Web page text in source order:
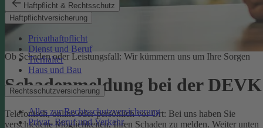
Haftpflicht & Rechtsschutz
Haftpflichtversicherung
Privathaftpflicht
Dienst und Beruf
Tierhalter
Haus und Bau
Rechtsschutzversicherung
Alles zur Rechtsschutzversicherung
Privat, Beruf und Verkehr
Ob Schaden oder Leistungsfall: Wir kümmern uns um Ihre Sorgen
Schadenmeldung bei der DEVK
Telefonisch, online oder persönlich vor Ort: Bei uns haben Sie
verschiedene Möglichkeiten, Ihren Schaden zu melden. Weiter unten